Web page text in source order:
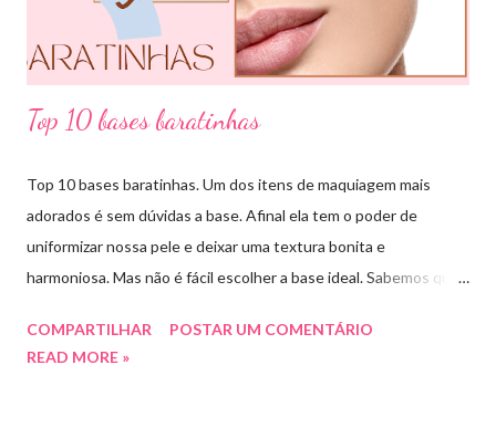
Top 10 bases baratinhas
Top 10 bases baratinhas. Um dos itens de maquiagem mais
adorados é sem dúvidas a base. Afinal ela tem o poder de
uniformizar nossa pele e deixar uma textura bonita e
harmoniosa. Mas não é fácil escolher a base ideal. Sabemos que
hoje eu trouxe uma top lista com 10 bases nacionais com ótimo
COMPARTILHAR
POSTAR UM COMENTÁRIO
READ MORE »